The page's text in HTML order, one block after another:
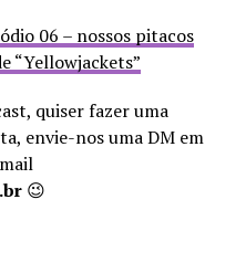
06 – nossos pitacos
“Yellowjackets”
quiser fazer uma
envie-nos uma DM em
😉